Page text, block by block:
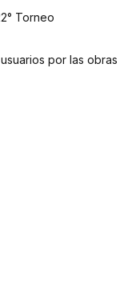
Torneo
por las obras